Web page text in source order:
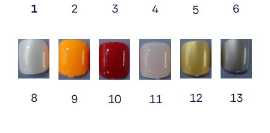
1 2 3 4 5 6
8 9 10 11 12 13